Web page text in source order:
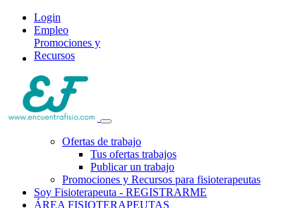
Login
Empleo
Promociones y
Recursos
Ofertas de trabajo
Tus ofertas trabajos
Publicar un trabajo
Promociones y Recursos para fisioterapeutas
Soy Fisioterapeuta - REGISTRARME
ÁREA FISIOTERAPEUTAS